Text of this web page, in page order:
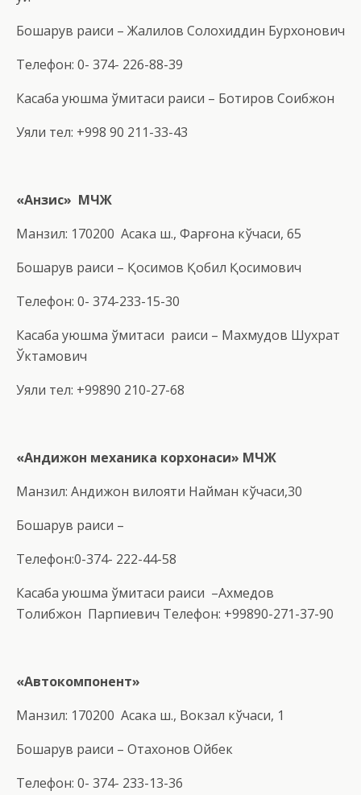
Бошқарув раиси – Жалилов Солохиддин Бурхонович
Телефон: 0- 374- 226-88-39
Касаба уюшма қўмитаси раиси – Ботиров Соибжон
Уяли тел: +998 90 211-33-43
«Анзис» МЧЖ
Манзил: 170200 Асака ш., Фарғона кўчаси, 65
Бошқарув раиси – Қосимов Қобил Қосимович
Телефон: 0- 374-233-15-30
Касаба уюшма қўмитаси раиси – Махмудов Шухрат
Ўктамович
Уяли тел: +99890 210-27-68
«Андижон механика корхонаси» МЧЖ
Манзил: Андижон вилояти Найман кўчаси,30
Бошқарув раиси –
Телефон:0-374- 222-44-58
Касаба уюшма қўмитаси раиси –Ахмедов
Толибжон Парпиевич Телефон: +99890-271-37-90
«Автокомпонент»
Манзил: 170200 Асака ш., Вокзал кўчаси, 1
Бошқарув раиси – Отахонов Ойбек
Телефон: 0- 374- 233-13-36